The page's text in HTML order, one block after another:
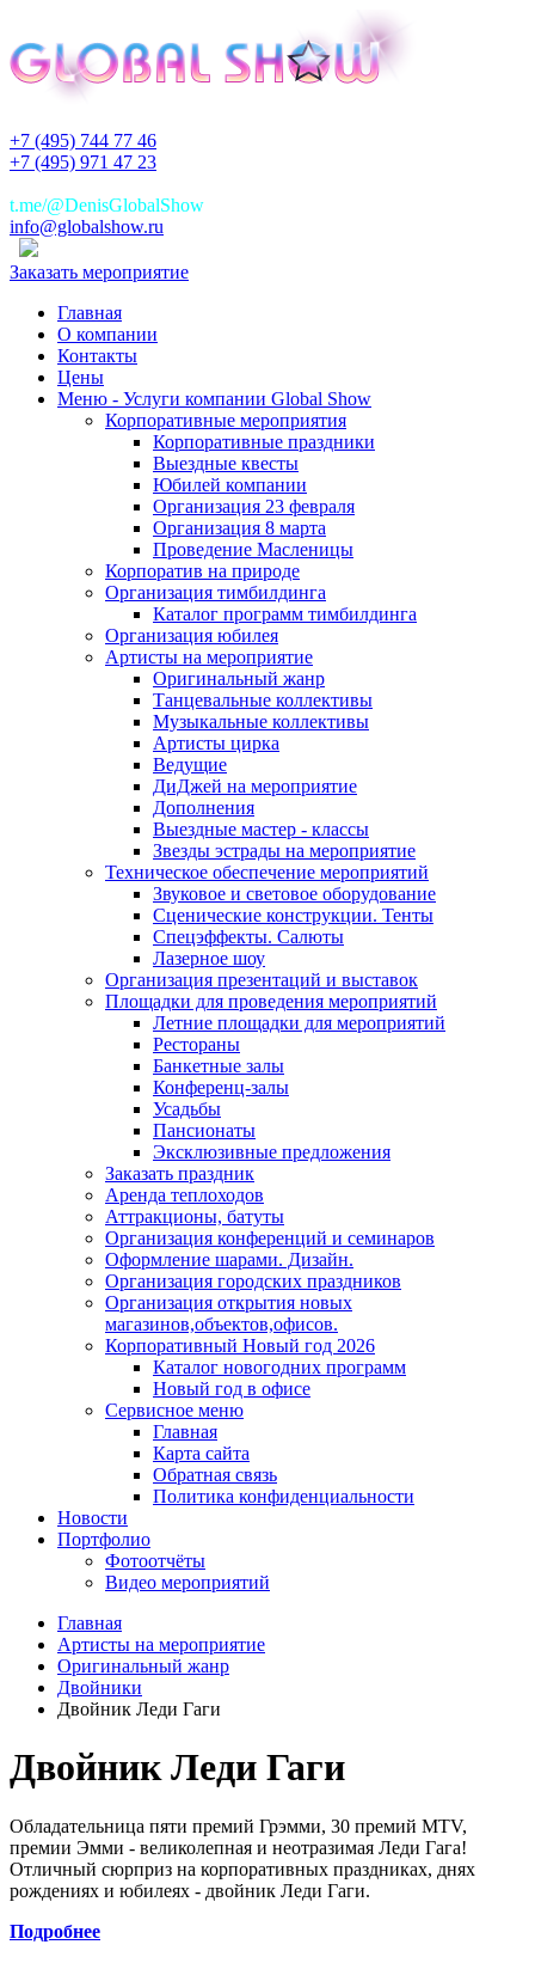
+7 (495) 744 77 46
+7 (495) 971 47 23
t.me/@DenisGlobalShow
info@globalshow.ru
Заказать мероприятие
Главная
О компании
Контакты
Цены
Меню - Услуги компании Global Show
Корпоративные мероприятия
Корпоративные праздники
Выездные квесты
Юбилей компании
Организация 23 февраля
Организация 8 марта
Проведение Масленицы
Корпоратив на природе
Организация тимбилдинга
Каталог программ тимбилдинга
Организация юбилея
Артисты на мероприятие
Оригинальный жанр
Танцевальные коллективы
Музыкальные коллективы
Артисты цирка
Ведущие
ДиДжей на мероприятие
Дополнения
Выездные мастер - классы
Звезды эстрады на мероприятие
Техническое обеспечение мероприятий
Звуковое и световое оборудование
Сценические конструкции. Тенты
Спецэффекты. Салюты
Лазерное шоу
Организация презентаций и выставок
Площадки для проведения мероприятий
Летние площадки для мероприятий
Рестораны
Банкетные залы
Конференц-залы
Усадьбы
Пансионаты
Эксклюзивные предложения
Заказать праздник
Аренда теплоходов
Аттракционы, батуты
Организация конференций и семинаров
Оформление шарами. Дизайн.
Организация городских праздников
Организация открытия новых
магазинов,объектов,офисов.
Корпоративный Новый год 2026
Каталог новогодних программ
Новый год в офисе
Сервисное меню
Главная
Карта сайта
Обратная связь
Политика конфиденциальности
Новости
Портфолио
Фотоотчёты
Видео мероприятий
Главная
Артисты на мероприятие
Оригинальный жанр
Двойники
Двойник Леди Гаги
Двойник Леди Гаги
Обладательница пяти премий Грэмми, 30 премий MTV,
премии Эмми - великолепная и неотразимая Леди Гага!
Отличный сюрприз на корпоративных праздниках, днях
рождениях и юбилеях - двойник Леди Гаги.
Подробнее